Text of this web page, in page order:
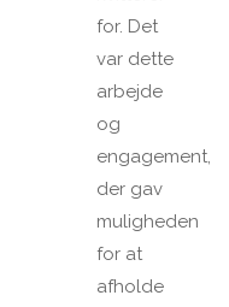
for. Det
var dette
arbejde
og
engagement,
der gav
muligheden
for at
afholde